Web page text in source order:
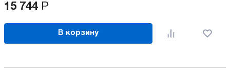
15 744 Р
В корзину